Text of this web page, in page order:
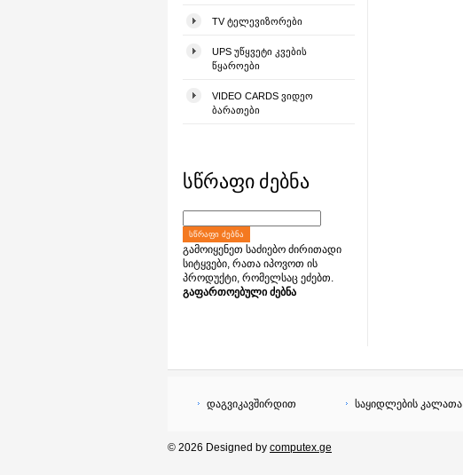
TV ᲢᲔᲚᲔᲕᲘᲖᲝᲠᲔᲑᲘ
UPS ᲣᲬᲧᲕᲔᲢᲘ ᲙᲕᲔᲑᲘᲡ
ᲬᲧᲐᲠᲝᲔᲑᲘ
VIDEO CARDS ᲕᲘᲓᲔᲝ
ᲑᲐᲠᲐᲗᲔᲑᲘ
სწრაფი ძებნა
ᲡᲬᲠᲐᲤᲘ ᲫᲔᲑᲜᲐ
გამოიყენეთ საძიებო ძირითადი
სიტყვები, რათა იპოვოთ ის
პროდუქტი, რომელსაც ეძებთ.
გაფართოებული ძებნა
დაგვიკავშირდით საყიდლების კალათა
© 2026 Designed by computex.ge